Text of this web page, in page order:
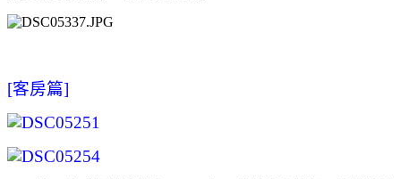
[客房篇]